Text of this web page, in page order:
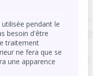
pendant le
besoin d'être
traitement
ne fera que se
une apparence